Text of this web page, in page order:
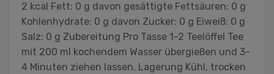
2 kcal Fett: 0 g davon gesättigte Fettsäuren: 0 g
Kohlenhydrate: 0 g davon Zucker: 0 g Eiweiß: 0 g
Salz: 0 g Zubereitung Pro Tasse 1-2 Teelöffel Tee
mit 200 ml kochendem Wasser übergießen und 3-
4 Minuten ziehen lassen. Lagerung Kühl, trocken